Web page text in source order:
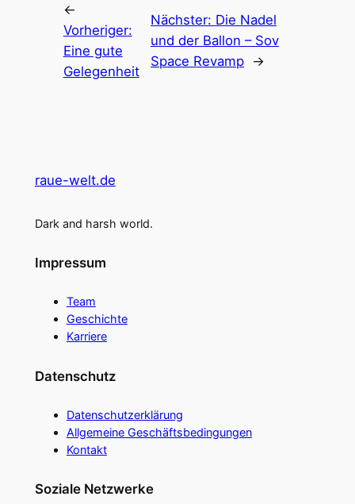
←
Vorheriger:
Eine gute
Gelegenheit
Nächster: Die Nadel
und der Ballon – Sov
Space Revamp →
raue-welt.de
Dark and harsh world.
Impressum
Team
Geschichte
Karriere
Datenschutz
Datenschutzerklärung
Allgemeine Geschäftsbedingungen
Kontakt
Soziale Netzwerke